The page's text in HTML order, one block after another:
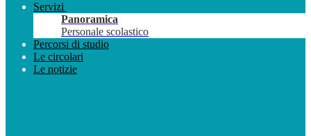
Servizi
Panoramica
Personale scolastico
Percorsi di studio
Le circolari
Le notizie